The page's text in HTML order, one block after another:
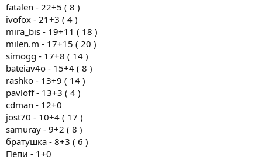
fatalen - 22+5 ( 8 )
ivofox - 21+3 ( 4 )
mira_bis - 19+11 ( 18 )
milen.m - 17+15 ( 20 )
simogg - 17+8 ( 14 )
bateiav4o - 15+4 ( 8 )
rashko - 13+9 ( 14 )
pavloff - 13+3 ( 4 )
cdman - 12+0
jost70 - 10+4 ( 17 )
samuray - 9+2 ( 8 )
братушка - 8+3 ( 6 )
Пепи - 1+0